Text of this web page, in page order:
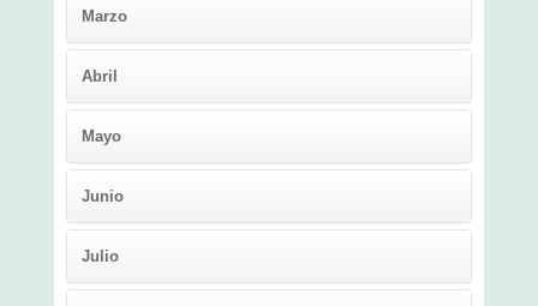
Marzo
Abril
Mayo
Junio
Julio